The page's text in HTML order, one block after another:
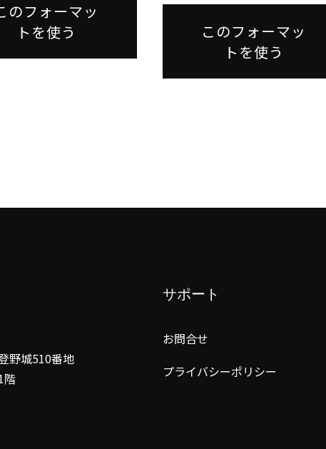
のフォーマッ
トを使う
このフォーマッ
トを使う
野城510番地
階
サポート
お問合せ
プライバシーポリシー